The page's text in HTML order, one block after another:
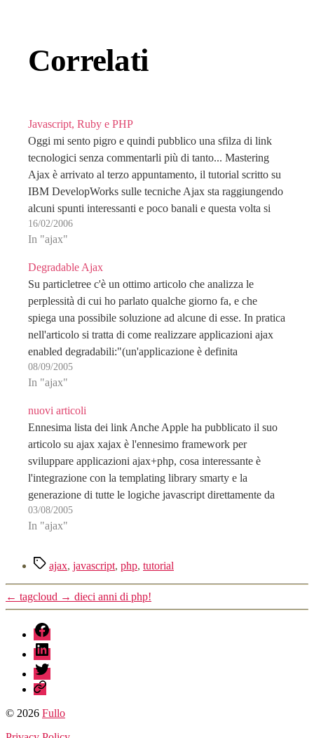
Correlati
Javascript, Ruby e PHP
Oggi mi sento pigro e quindi pubblico una sfilza di link
tecnologici senza commentarli più di tanto... Mastering
Ajax è arrivato al terzo appuntamento, il tutorial scritto su
IBM DevelopWorks sulle tecniche Ajax sta raggiungendo
alcuni spunti interessanti e poco banali e questa volta si
parla di header, server requests…
16/02/2006
In "ajax"
Degradable Ajax
Su particletree c'è un ottimo articolo che analizza le
perplessità di cui ho parlato qualche giorno fa, e che
spiega una possibile soluzione ad alcune di esse. In pratica
nell'articolo si tratta di come realizzare applicazioni ajax
enabled degradabili:"(un'applicazione è definita
degradabile quando riesce a funzionare anche senza tutte
i…
08/09/2005
In "ajax"
nuovi articoli
Ennesima lista dei link Anche Apple ha pubblicato il suo
articolo su ajax xajax è l'ennesimo framework per
sviluppare applicazioni ajax+php, cosa interessante è
l'integrazione con la templating library smarty e la
generazione di tutte le logiche javascript direttamente da
php. è nato un nuovo blog/aggregatore tematico dedicato
ad ajax,…
03/08/2005
In "ajax"
Tag ajax, javascript, php, tutorial
← tagcloud → dieci anni di php!
fb
linkedin
twitter
sessionize
© 2026 Fullo